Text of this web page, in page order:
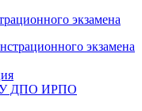
экзамена
экзамена
ДПО ИРПО